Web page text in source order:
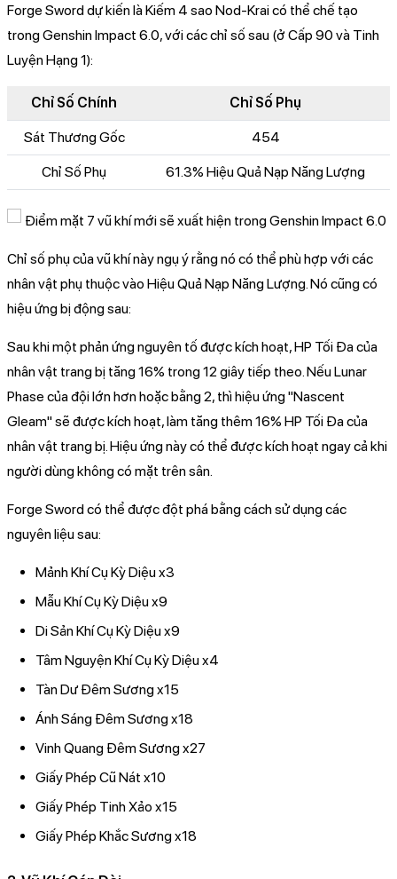
Forge Sword dự kiến là Kiếm 4 sao Nod-Krai có thể chế tạo
trong Genshin Impact 6.0, với các chỉ số sau (ở Cấp 90 và Tinh
Luyện Hạng 1):
Chỉ Số Chính Chỉ Số Phụ
Sát Thương Gốc 454
Chỉ Số Phụ 61.3% Hiệu Quả Nạp Năng Lượng
Chỉ số phụ của vũ khí này ngụ ý rằng nó có thể phù hợp với các
nhân vật phụ thuộc vào Hiệu Quả Nạp Năng Lượng. Nó cũng có
hiệu ứng bị động sau:
Sau khi một phản ứng nguyên tố được kích hoạt, HP Tối Đa của
nhân vật trang bị tăng 16% trong 12 giây tiếp theo. Nếu Lunar
Phase của đội lớn hơn hoặc bằng 2, thì hiệu ứng "Nascent
Gleam" sẽ được kích hoạt, làm tăng thêm 16% HP Tối Đa của
nhân vật trang bị. Hiệu ứng này có thể được kích hoạt ngay cả khi
người dùng không có mặt trên sân.
Forge Sword có thể được đột phá bằng cách sử dụng các
nguyên liệu sau:
Mảnh Khí Cụ Kỳ Diệu x3
Mẫu Khí Cụ Kỳ Diệu x9
Di Sản Khí Cụ Kỳ Diệu x9
Tâm Nguyện Khí Cụ Kỳ Diệu x4
Tàn Dư Đêm Sương x15
Ánh Sáng Đêm Sương x18
Vinh Quang Đêm Sương x27
Giấy Phép Cũ Nát x10
Giấy Phép Tinh Xảo x15
Giấy Phép Khắc Sương x18